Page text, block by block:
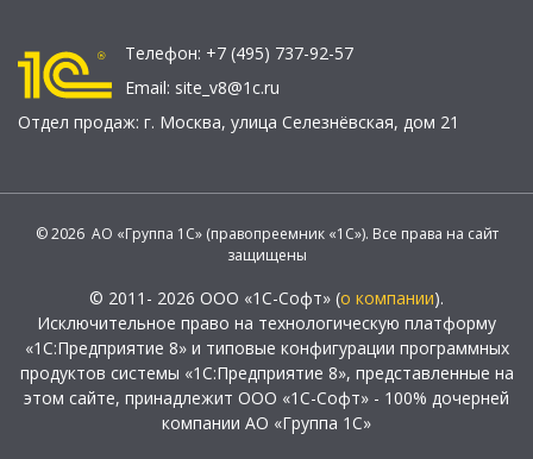
Телефон: +7 (495) 737-92-57
Email: site_v8@1c.ru
Отдел продаж: г. Москва, улица Селезнёвская, дом 21
© 2026 АО «Группа 1С» (правопреемник «1С»). Все права на сайт
защищены
© 2011- 2026 ООО «1С-Софт» (о компании).
Исключительное право на технологическую платформу
«1С:Предприятие 8» и типовые конфигурации программных
продуктов системы «1С:Предприятие 8», представленные на
этом сайте, принадлежит ООО «1С-Софт» - 100% дочерней
компании АО «Группа 1С»